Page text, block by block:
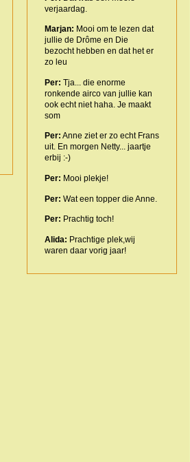
verjaardag.
Marjan: Mooi om te lezen dat
jullie de Drôme en Die
bezocht hebben en dat het er
zo leu
Per: Tja... die enorme
ronkende airco van jullie kan
ook echt niet haha. Je maakt
som
Per: Anne ziet er zo echt Frans
uit. En morgen Netty... jaartje
erbij :-)
Per: Mooi plekje!
Per: Wat een topper die Anne.
Per: Prachtig toch!
Alida: Prachtige plek,wij
waren daar vorig jaar!